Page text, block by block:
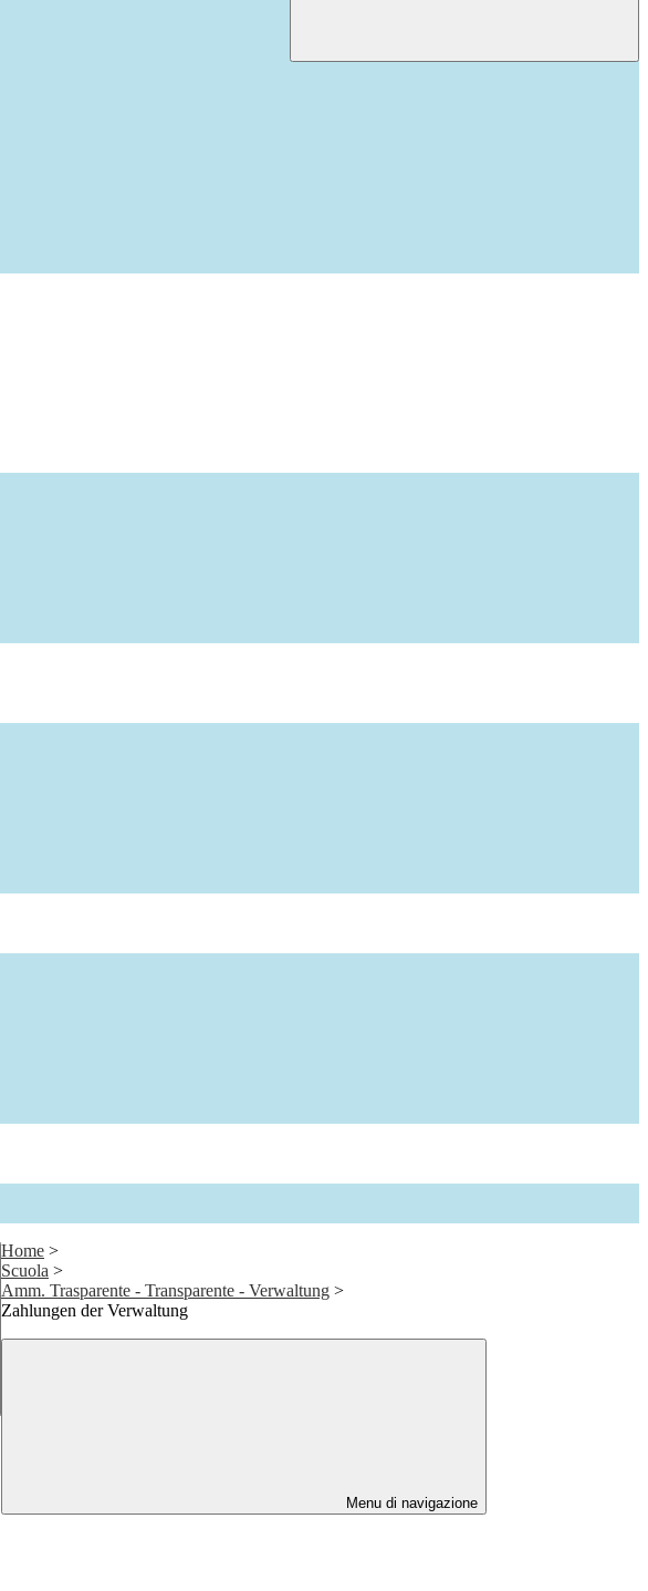
Home >
Scuola >
Amm. Trasparente - Transparente - Verwaltung >
​​​Zahlungen der Verwaltung
Menu di navigazione